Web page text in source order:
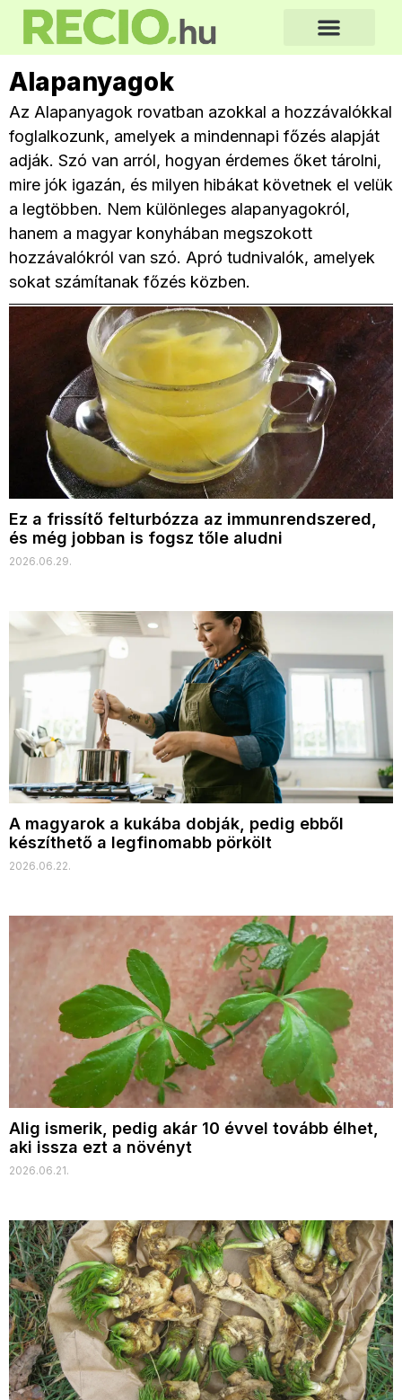
Alapanyagok
Az Alapanyagok rovatban azokkal a hozzávalókkal
foglalkozunk, amelyek a mindennapi főzés alapját
adják. Szó van arról, hogyan érdemes őket tárolni,
mire jók igazán, és milyen hibákat követnek el velük
a legtöbben. Nem különleges alapanyagokról,
hanem a magyar konyhában megszokott
hozzávalókról van szó. Apró tudnivalók, amelyek
sokat számítanak főzés közben.
Ez a frissítő felturbózza az immunrendszered,
és még jobban is fogsz tőle aludni
2026.06.29.
A magyarok a kukába dobják, pedig ebből
készíthető a legfinomabb pörkölt
2026.06.22.
Alig ismerik, pedig akár 10 évvel tovább élhet,
aki issza ezt a növényt
2026.06.21.